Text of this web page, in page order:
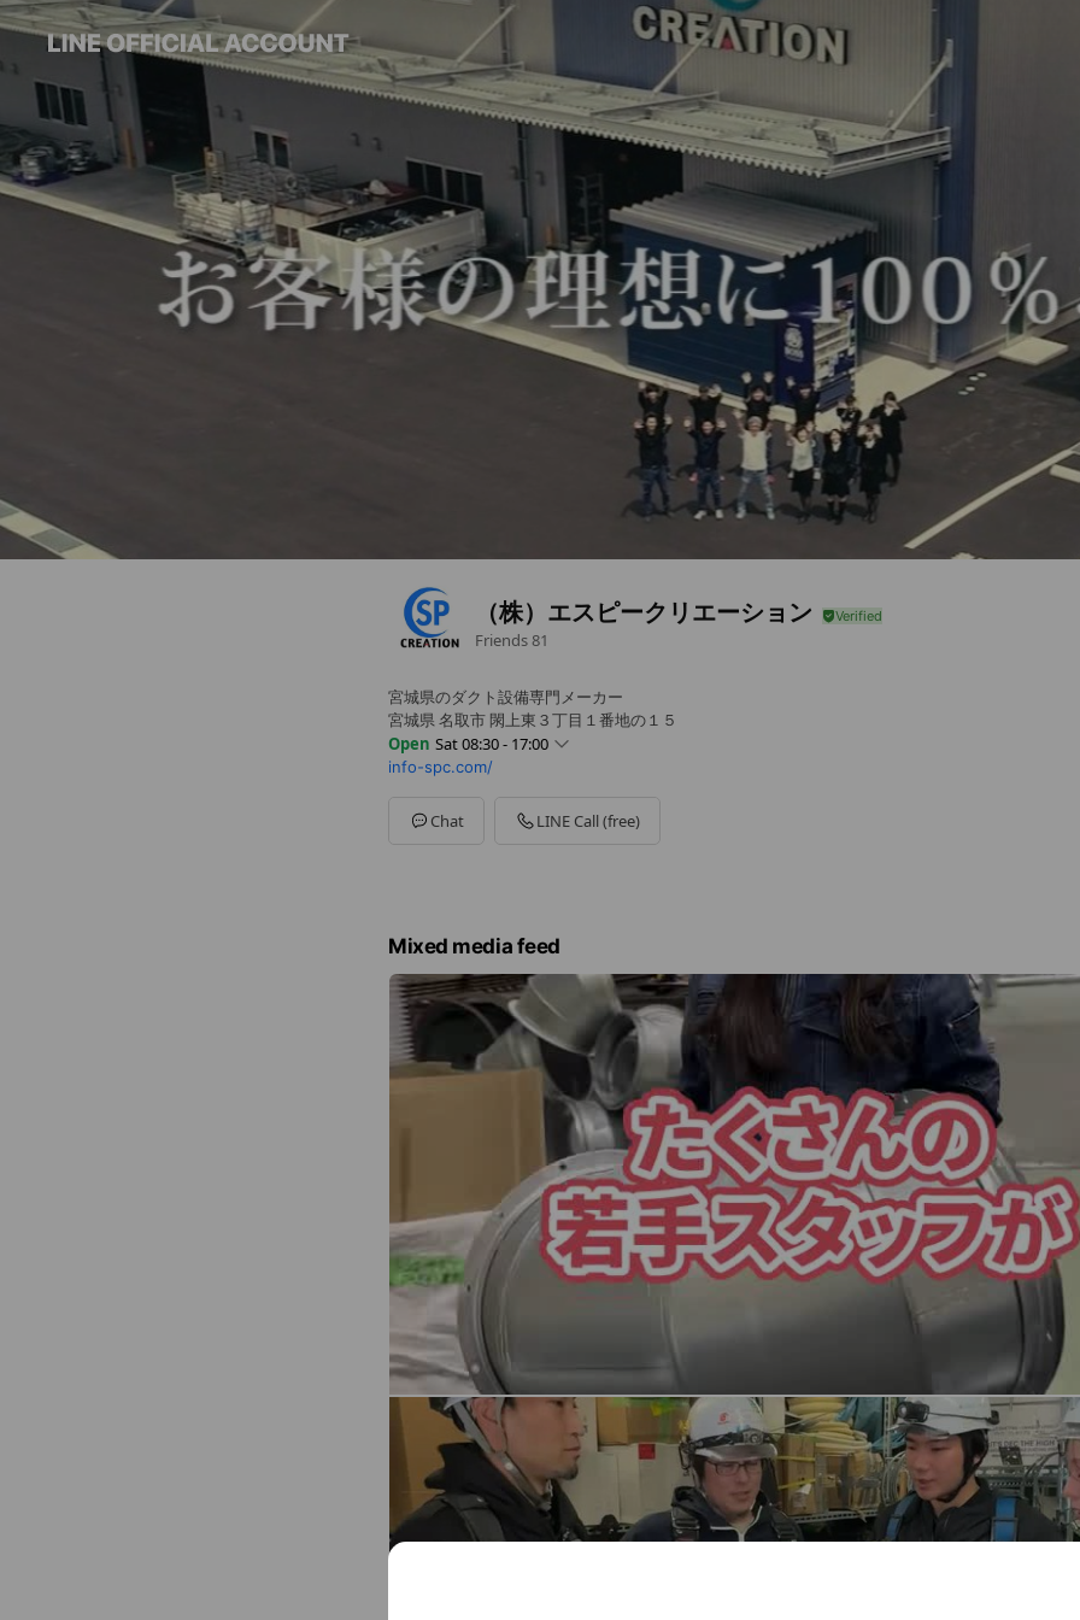
（株）エスピークリエーション
Friends81
宮城県のダクト設備専門メーカー
宮城県 名取市 閖上東３丁目１番地の１５
Open Sat 08:30 - 17:00
SunClosed
Tue08:30 - 17:00
info-spc.com/
Chat LINE Call (free)
Mixed media feed